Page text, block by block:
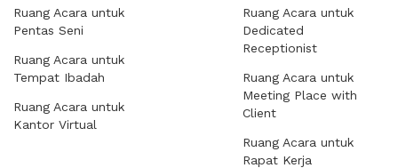
Ruang Acara untuk
Pentas Seni
Ruang Acara untuk
Tempat Ibadah
Ruang Acara untuk
Kantor Virtual
Ruang Acara untuk
Dedicated
Receptionist
Ruang Acara untuk
Meeting Place with
Client
Ruang Acara untuk
Rapat Kerja